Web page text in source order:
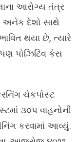
આરોગ્ય તંત્ર
અનેક દેશો સાથે
થયા છે, ત્યારે
પોઝિટિવ કેસ
ચેકપોસ્ટ
૩૦૫ વાહનોની
કરવામાં આવ્યું.